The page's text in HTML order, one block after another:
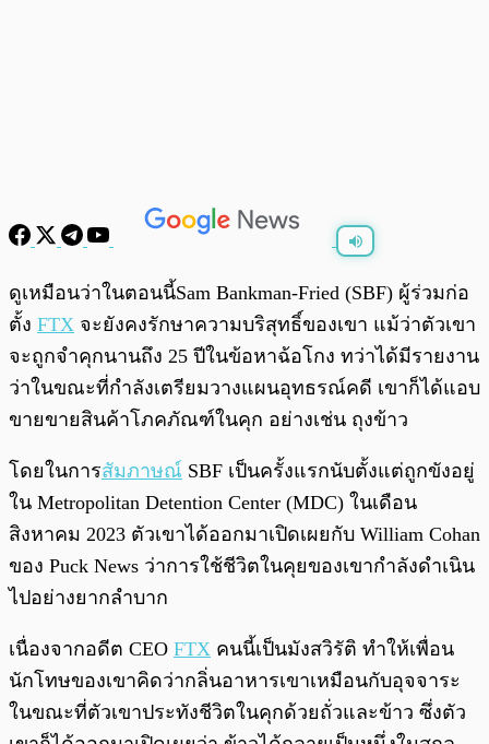
พร้อมเล่น / 0:00
ดูเหมือนว่าในตอนนี้Sam Bankman-Fried (SBF) ผู้ร่วมก่อ
ตั้ง FTX จะยังคงรักษาความบริสุทธิ์ของเขา แม้ว่าตัวเขา
จะถูกจำคุกนานถึง 25 ปีในข้อหาฉ้อโกง ทว่าได้มีรายงาน
ว่าในขณะที่กำลังเตรียมวางแผนอุทธรณ์คดี เขาก็ได้แอบ
ขายขายสินค้าโภคภัณฑ์ในคุก อย่างเช่น ถุงข้าว
โดยในการสัมภาษณ์ SBF เป็นครั้งแรกนับตั้งแต่ถูกขังอยู่
ใน Metropolitan Detention Center (MDC) ในเดือน
สิงหาคม 2023 ตัวเขาได้ออกมาเปิดเผยกับ William Cohan
ของ Puck News ว่าการใช้ชีวิตในคุยของเขากำลังดำเนิน
ไปอย่างยากลำบาก
เนื่องจากอดีต CEO FTX คนนี้เป็นมังสวิรัติ ทำให้เพื่อน
นักโทษของเขาคิดว่ากลิ่นอาหารเขาเหมือนกับอุจจาระ
ในขณะที่ตัวเขาประทังชีวิตในคุกด้วยถั่วและข้าว ซึ่งตัว